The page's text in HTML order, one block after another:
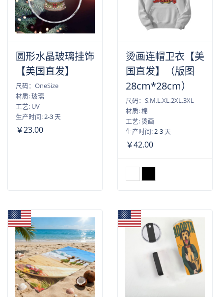
圆形水晶玻璃挂饰
【美国直发】
尺码：OneSize
材质: 玻璃
工艺: UV
生产时间: 2-3天
￥23.00
烫画连帽卫衣【美
国直发】（版图
28cm*28cm）
尺码：S,M,L,XL,2XL,3XL
材质: 棉
工艺: 烫画
生产时间: 2-3天
￥42.00